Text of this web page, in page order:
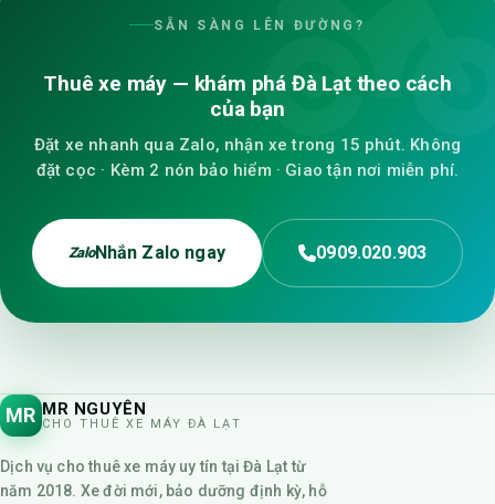
SẴN SÀNG LÊN ĐƯỜNG?
Thuê xe máy — khám phá Đà Lạt theo cách
của bạn
Đặt xe nhanh qua Zalo, nhận xe trong 15 phút. Không
đặt cọc · Kèm 2 nón bảo hiểm · Giao tận nơi miễn phí.
ZaloNhắn Zalo ngay 0909.020.903
MR MR NGUYÊN
CHO THUÊ XE MÁY ĐÀ LẠT
Dịch vụ cho thuê xe máy uy tín tại Đà Lạt từ
năm 2018. Xe đời mới, bảo dưỡng định kỳ, hỗ